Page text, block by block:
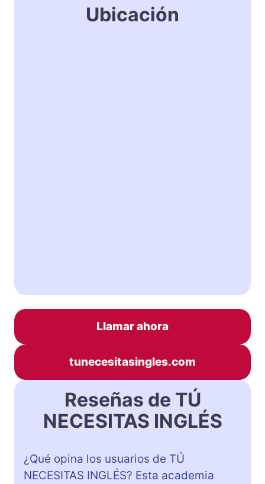
Ubicación
Llamar ahora
tunecesitasingles.com
Reseñas de TÚ
NECESITAS INGLÉS
¿Qué opina los usuarios de TÚ
NECESITAS INGLÉS? Esta academia